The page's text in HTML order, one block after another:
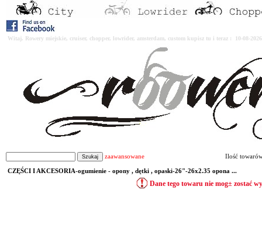
Witaj. Rowery miejskie, cruiser, chopper, lowrider, amsterdam, custom kupisz tu i teraz : 10-08-
zaawansowane Ilość
CZĘŚCI I AKCESORIA-ogumienie - opony , dętki , opaski-26"-26x2.35 opona ...
Dane tego towaru nie mog± zostać